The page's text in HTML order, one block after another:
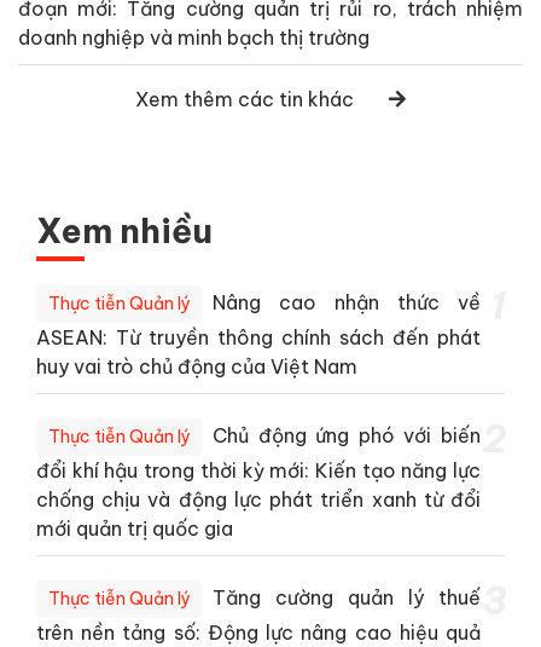
đoạn mới: Tăng cường quản trị rủi ro, trách nhiệm
doanh nghiệp và minh bạch thị trường
Xem thêm các tin khác
Xem nhiều
Thực tiễn Quản lý
Nâng cao nhận thức về
ASEAN: Từ truyền thông chính sách đến phát
huy vai trò chủ động của Việt Nam
Thực tiễn Quản lý
Chủ động ứng phó với biến
đổi khí hậu trong thời kỳ mới: Kiến tạo năng lực
chống chịu và động lực phát triển xanh từ đổi
mới quản trị quốc gia
Thực tiễn Quản lý
Tăng cường quản lý thuế
trên nền tảng số: Động lực nâng cao hiệu quả